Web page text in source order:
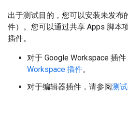
出于测试目的，您可以安装未发布
件）。您可以通过共享 Apps 脚本
插件。
对于 Google Workspace 插
Workspace 插件。
对于编辑器插件，请参阅测